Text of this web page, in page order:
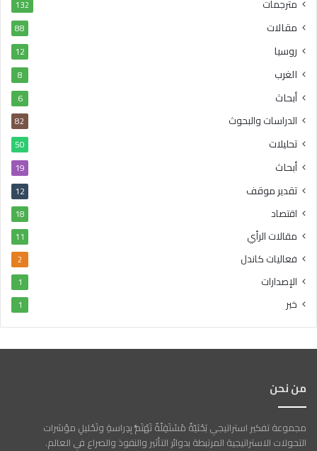
مترجمات 132
مقالات 88
روسيا 12
الغرب 8
أبحاث 6
الدراسات والبحوث 82
تحليلات 50
أبحاث 19
تقدير موقف 12
اقتصاد 18
مقالات الرأي 11
فعاليات كاندل 2
الإصدارات 1
خبر 1
من نحن
مجموعة تفكير استراتيجي بَحْثيّةٌ مُسْتَقِلّةٌ تَهْتَمُّ بِدِراسةِ وتَحْليلِ مؤشرات
التحولات الاستراتيجية المرتبطة بدوائر التأثير والنفوذ والصراع في العالم.